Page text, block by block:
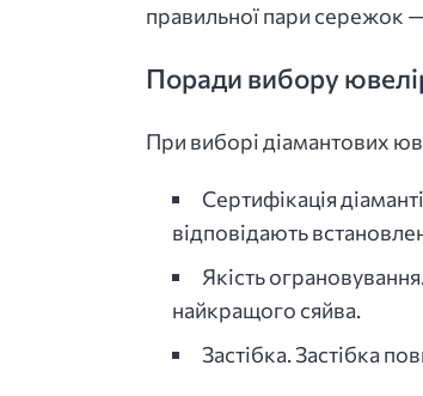
правильної пари сережок —
Поради вибору
При виборі діамантових
Сертифікація
відповідають
Якість
найкращого сяйва.
Застібка. Застібка